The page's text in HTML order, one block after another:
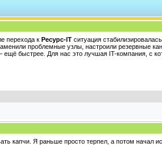
перехода к Ресурс-IT ситуация
проблемные узлы, настроили резервные
быстрее. Для нас это лучшая IT-компания, с
капчи. Я раньше просто терпел, а потом начал